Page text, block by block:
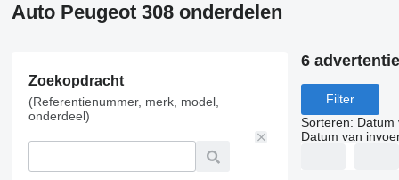
Auto Peugeot 308 onderdelen
Zoekopdracht
(Referentienummer, merk, model,
onderdeel)
6
Filter
Sorteren: Datum
Datum van